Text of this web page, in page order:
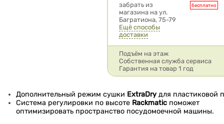
забрать из
магазина на ул.
Багратиона, 75-79
бесплатно
Ещё способы
доставки
Подъём на этаж
Собственная служба сервиса
Гарантия на товар 1 год
Дополнительный режим сушки ExtraDryдля пластиковой
Система регулировки по высоте Rackmatic поможет
оптимизировать пространство посудомоечной машины.